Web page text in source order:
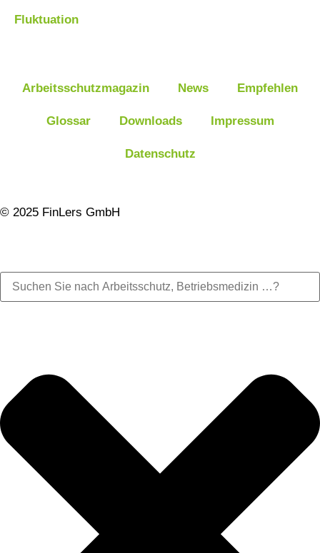
Fluktuation
Arbeitsschutzmagazin News Empfehlen
Glossar Downloads Impressum
Datenschutz
© 2025 FinLers GmbH